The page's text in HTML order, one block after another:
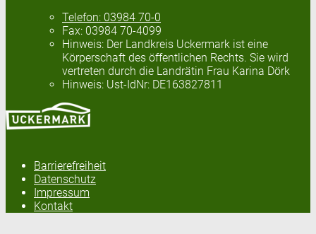
Telefon: 03984 70-0
Fax: 03984 70-4099
Hinweis: Der Landkreis Uckermark ist eine
Körperschaft des öffentlichen Rechts. Sie wird
vertreten durch die Landrätin Frau Karina Dörk
Hinweis: Ust-IdNr: DE163827811
Barrierefreiheit
Datenschutz
Impressum
Kontakt